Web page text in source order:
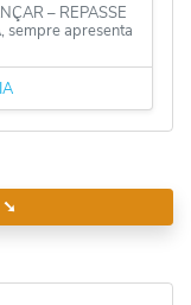
– REPASSE
sempre apresenta
➘